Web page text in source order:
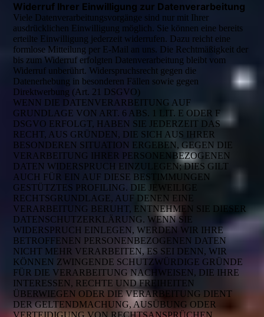
Widerruf Ihrer Einwilligung zur Datenverarbeitung
Viele Datenverarbeitungsvorgänge sind nur mit Ihrer
ausdrücklichen Einwilligung möglich. Sie können eine bereits
erteilte Einwilligung jederzeit widerrufen. Dazu reicht eine
formlose Mitteilung per E-Mail an uns. Die Rechtmäßigkeit der
bis zum Widerruf erfolgten Datenverarbeitung bleibt vom
Widerruf unberührt. Widerspruchsrecht gegen die
Datenerhebung in besonderen Fällen sowie gegen
Direktwerbung (Art. 21 DSGVO)
WENN DIE DATENVERARBEITUNG AUF
GRUNDLAGE VON ART. 6 ABS. 1 LIT. E ODER F
DSGVO ERFOLGT, HABEN SIE JEDERZEIT DAS
RECHT, AUS GRÜNDEN, DIE SICH AUS IHRER
BESONDEREN SITUATION ERGEBEN, GEGEN DIE
VERARBEITUNG IHRER PERSONENBEZOGENEN
DATEN WIDERSPRUCH EINZULEGEN; DIES GILT
AUCH FÜR EIN AUF DIESE BESTIMMUNGEN
GESTÜTZTES PROFILING. DIE JEWEILIGE
RECHTSGRUNDLAGE, AUF DENEN EINE
VERARBEITUNG BERUHT, ENTNEHMEN SIE DIESER
DATENSCHUTZERKLÄRUNG. WENN SIE
WIDERSPRUCH EINLEGEN, WERDEN WIR IHRE
BETROFFENEN PERSONENBEZOGENEN DATEN
NICHT MEHR VERARBEITEN, ES SEI DENN, WIR
KÖNNEN ZWINGENDE SCHUTZWÜRDIGE GRÜNDE
FÜR DIE VERARBEITUNG NACHWEISEN, DIE IHRE
INTERESSEN, RECHTE UND FREIHEITEN
ÜBERWIEGEN ODER DIE VERARBEITUNG DIENT
DER GELTENDMACHUNG, AUSÜBUNG ODER
VERTEIDIGUNG VON RECHTSANSPRÜCHEN